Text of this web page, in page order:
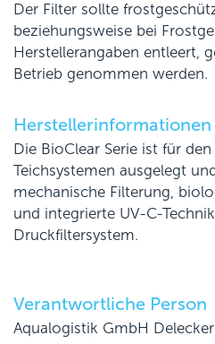
Der Filter sollte
beziehungsweise bei
Herstellerangaben entleert,
Betrieb genommen werden.
Herstellerinformationen
Die BioClear Serie ist für
Teichsystemen ausgelegt
mechanische Filterung,
und integrierte UV-C-
Druckfiltersystem.
Verantwortliche Person
Aqualogistik GmbH